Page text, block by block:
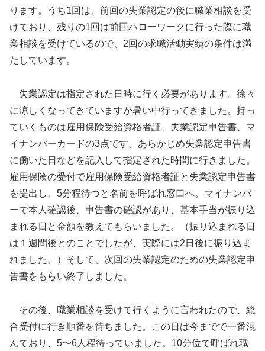
ります。うち1回は、前回の失業認定の後に職業相談を受
けており、残りの1回は前回ハローワークに行った際に職
業相談を受けているので、2回の求職活動実績の条件は満
たしています。
失業認定は指定された日時に行く必要があります。徐々
に涼しくなってきていますが暑い中行ってきました。持っ
ていくものは雇用保険受給資格者証、失業認定申告書、マ
イナンバーカードの3点です。あらかじめ失業認定申告書
に働いた日などを記入して指定された時間に行きました。
雇用保険の受付で雇用保険受給資格者証と失業認定申告書
を提出し、5分程待つと名前を呼ばれ窓口へ。マイナンバ
ーで本人確認後、申告書の確認があり、基本手当が振り込
まれる日と金額を教えてもらいました。（振り込まれる日
は１週間後とのことでしたが、実際には2日後に振り込ま
れました。）そして、次回の失業認定のための失業認定申
告書をもらい終了しました。
その後、職業相談を受けて行くように言われたので、総
合受付に行き順番を待ちました。この日は今までで一番混
んでおり、5〜6人程待っていました。10分位で呼ばれ職